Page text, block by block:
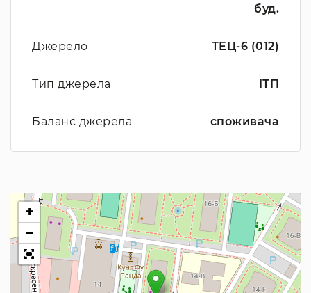
буд.
Джерело ТЕЦ-6 (012)
Тип джерела ІТП
Баланс джерела споживача
+
−